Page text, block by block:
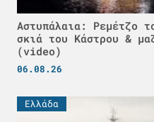
Αστυπάλαια: Ρεμέτζο
σκιά του Κάστρου &
(video)
06.08.26
Ελλάδα